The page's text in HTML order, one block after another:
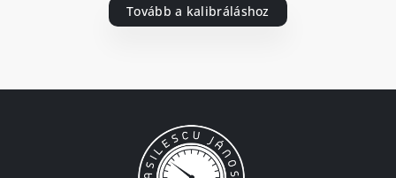
Tovább a kalibráláshoz